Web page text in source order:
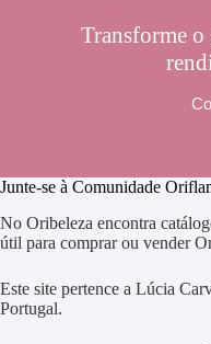
Transforme
Junte-se à Comunidade
No Oribeleza encontra
útil para comprar ou vender
Este site pertence a Lúcia
Portugal.